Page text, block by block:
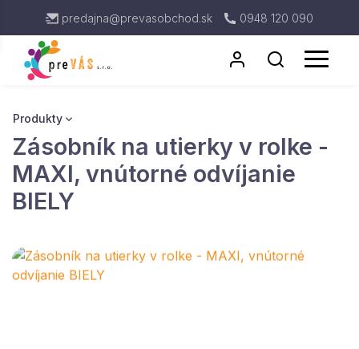
predajna@prevasobchod.sk 0948 120 090
Antigénové testy
Rukavice
Respirátor
Kuchynské utierky
Produkty
Zásobník na utierky v rolke -
MAXI, vnútorné odvíjanie
BIELY